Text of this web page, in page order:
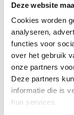
Deze website
Cookies worden
analyseren,
functies voor
over het gebruik
onze partners
Deze partners
informatie die is
hun services.
met bypass
uw WTW unit
handleidingom
ook eenvoudig
uw systeem
reinigen.
Bij uw f'air